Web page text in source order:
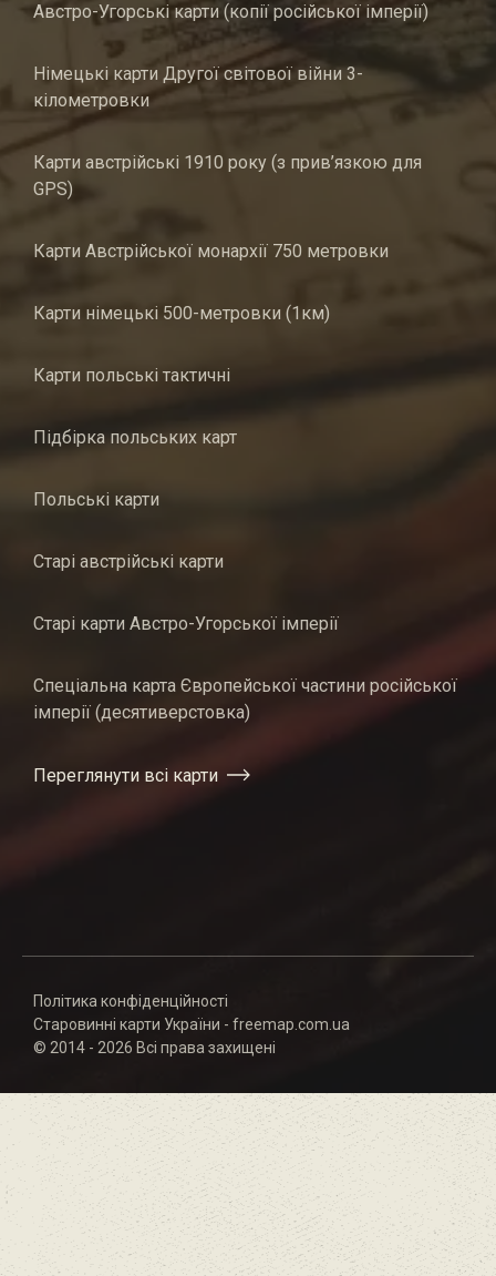
Австро-Угорські карти (копії російської імперії)
Німецькі карти Другої світової війни 3-
кілометровки
Карти австрійські 1910 року (з прив’язкою для
GPS)
Карти Австрійської монархії 750 метровки
Карти німецькі 500-метровки (1км)
Карти польські тактичні
Підбірка польських карт
Польські карти
Старі австрійські карти
Старі карти Австро-Угорської імперії
Спеціальна карта Європейської частини російської
імперії (десятиверстовка)
Переглянути всі карти
Політика конфіденційності
Старовинні карти України - freemap.com.ua
© 2014 - 2026 Всі права захищені